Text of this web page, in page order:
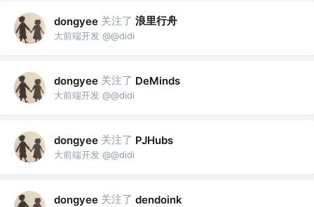
dongyee 关注了 浪里行舟
大前端开发 @@didi
dongyee 关注了 DeMinds
大前端开发 @@didi
dongyee 关注了 PJHubs
大前端开发 @@didi
dongyee 关注了 dendoink